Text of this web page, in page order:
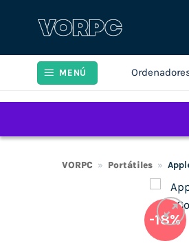
MENÚ
VORPC » Portátiles »
-18%